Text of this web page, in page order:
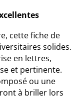
cette fiche de
solides.
en lettres,
et pertinente.
ou une
à briller lors